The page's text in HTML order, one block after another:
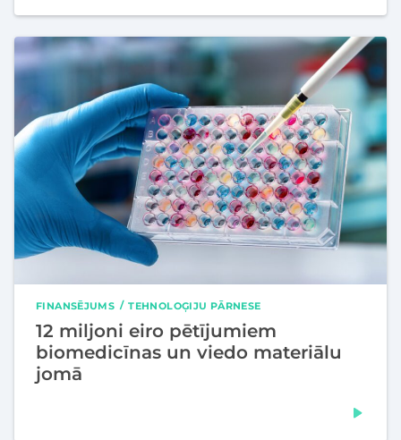
FINANSĒJUMS TEHNOLOĢIJU PĀRNESE
12 miljoni eiro pētījumiem
biomedicīnas un viedo materiālu
jomā